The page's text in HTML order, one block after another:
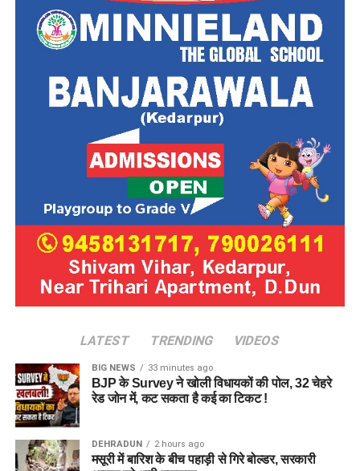
LATEST TRENDING VIDEOS
BIG NEWS 33 minutes ago
BJP के Survey ने खोली विधायकों की पोल, 32 चेहरे
रेड जोन में, कट सकता है कई का टिकट !
DEHRADUN 2 hours ago
मसूरी में बारिश के बीच पहाड़ी से गिरे बोल्डर, सरकारी